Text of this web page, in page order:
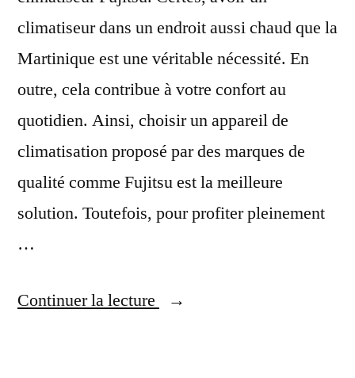
climatiseur dans un endroit aussi chaud que la
Martinique est une véritable nécessité. En
outre, cela contribue à votre confort au
quotidien. Ainsi, choisir un appareil de
climatisation proposé par des marques de
qualité comme Fujitsu est la meilleure
solution. Toutefois, pour profiter pleinement
…
Continuer la lecture
« Votre